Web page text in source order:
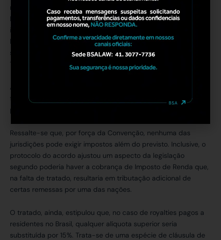
resultado se verifique no exterior. E quanto ao Imposto de
Renda da empresa brasileira, ela poderá compensar
integralmente o imposto de 15% retido no Chile, eliminando a
bitributação (já que o Brasil tributará o lucro dessa operação à
sua alíquota regular de IR/CSLL, podendo deduzir o crédito de
15% pago lá fora).
Assim, a empresa brasileira sofre, na prática, apenas a carga
tributária acordada (que muitas vezes acaba limitada ao
próprio imposto chileno já retido).
Ressalte-se que, por força da Convenção, nenhuma das
jurisdições pode exigir impostos além do previsto. Inclusive, o
protocolo do acordo ajustou um aspecto da legislação
segundo poderia haver a cobrança de Imposto de Renda que,
na falta de tratado, resultaria em tributação adicional de
certas remessas por uma das nações.
O tratado, ainda, estipulou que, no caso de royalties pagos a
residentes no Brasil, qualquer alíquota superior seria
substituída por 15%. Trata-se de uma espécie de cláusula de